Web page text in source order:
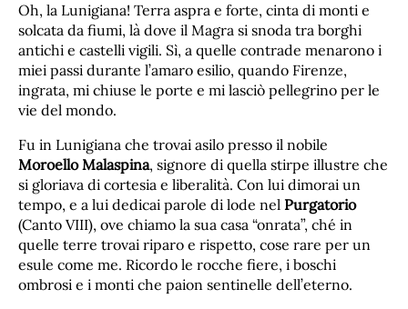
Oh, la Lunigiana! Terra aspra e forte, cinta di monti e
solcata da fiumi, là dove il Magra si snoda tra borghi
antichi e castelli vigili. Sì, a quelle contrade menarono i
miei passi durante l’amaro esilio, quando Firenze,
ingrata, mi chiuse le porte e mi lasciò pellegrino per le
vie del mondo.
Fu in Lunigiana che trovai asilo presso il nobile
Moroello Malaspina, signore di quella stirpe illustre che
si gloriava di cortesia e liberalità. Con lui dimorai un
tempo, e a lui dedicai parole di lode nel Purgatorio
(Canto VIII), ove chiamo la sua casa “onrata”, ché in
quelle terre trovai riparo e rispetto, cose rare per un
esule come me. Ricordo le rocche fiere, i boschi
ombrosi e i monti che paion sentinelle dell’eterno.